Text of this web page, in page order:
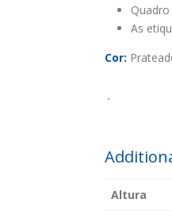
As
Cor:
Altura